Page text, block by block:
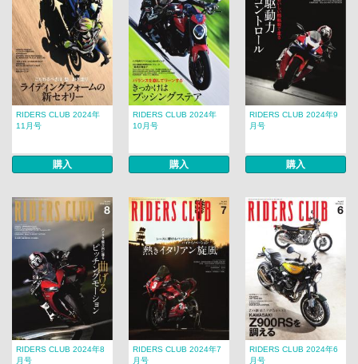
RIDERS CLUB 2024年
11月号
購入
RIDERS CLUB 2024年
10月号
購入
RIDERS CLUB 2024年9
月号
購入
RIDERS CLUB 2024年8
月号
RIDERS CLUB 2024年7
月号
RIDERS CLUB 2024年6
月号